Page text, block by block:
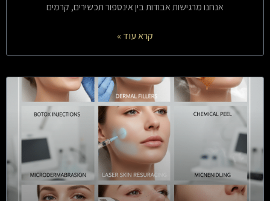
אנחנו מרגישות אבודות בין אינספור תכשירים, קרמים
קרא עוד »